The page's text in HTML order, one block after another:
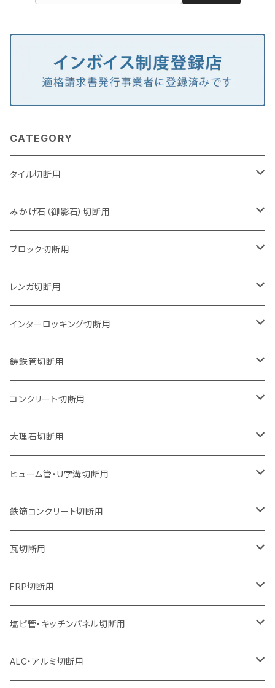
CATEGORY
タイル切断用
105mm（4インチ）
125mm（5インチ）
グラインダー取付用
石井超硬電動切断機 取付用
みかげ石（御影石）切断用
105mm（4インチ）
セグメントタイプ
セグメントタイプ（ビス穴付き
125mm（5インチ）
セグメントタイプ
セグメントタイプ（ビス穴付き
150mm（6インチ）
セグメントタイプ
180mm（7インチ）
セグメントタイプ
205mm（8インチ）
セグメントタイプ
230mm（9インチ）
セグメントタイプ
305mm（12インチ）
セグメント
セグメント（特殊凸凹加工チップ）
355mm（14インチ）
セグメント
セグメント（特殊凸凹加工チップ）
405mm（16インチ）
セグメントタイプ
ブロック切断用
105mm（4インチ）
セグメントタイプ
ウェーブタイプ
125mm（5インチ）
セグメントタイプ
ウェーブタイプ
150mm（6インチ）
セグメントタイプ
ウェーブタイプ
180mm（7インチ）
セグメントタイプ
ウェーブタイプ
205mm（8インチ）
セグメントタイプ
ウェーブタイプ
230mm（9インチ）
セグメントタイプ
ウェーブタイプ
255mm（10インチ）
セグメントタイプ
305mm（12インチ）
セグメント
セグメント（特殊凸凹加工チップ）
355mm（14インチ）
セグメント
セグメント（特殊凸凹加工チップ）
レンガ切断用
105mm（4インチ）
セグメントタイプ
ウェーブタイプ
125mm（5インチ）
セグメントタイプ
ウェーブタイプ
150mm（6インチ）
セグメントタイプ
ウェーブタイプ
180mm（7インチ）
セグメントタイプ
ウェーブタイプ
205mm（8インチ）
セグメントタイプ
ウェーブタイプ
230mm（9インチ）
セグメントタイプ
ウェーブタイプ
255mm（10インチ）
セグメントタイプ
305mm（12インチ）
セグメント
セグメント（特殊凸凹加工チップ）
355mm（14インチ）
セグメント
インターロッキング切断用
105mm（4インチ）
セグメントタイプ
セグメントタイプ（ビス穴付き
125mm（5インチ）
セグメントタイプ
セグメントタイプ（ビス穴付き
150mm（6インチ）
セグメントタイプ
180mm（7インチ）
セグメントタイプ
205mm（8インチ）
セグメントタイプ
230mm（9インチ）
セグメントタイプ
255mm（10インチ）
セグメントタイプ（一般道路カッター用
305mm（12インチ）
セグメントタイプ
355mm（14インチ）
鋳鉄管切断用
105mm（4インチ）
セグメントタイプ
セグメントタイプ（ビス穴付き
125mm（5インチ）
セグメントタイプ
セグメントタイプ（ビス穴付き
150mm（6インチ）
セグメントタイプ
180mm（7インチ）
セグメントタイプ
205mm（8インチ）
セグメントタイプ
230mm（9インチ）
セグメントタイプ
305mm（12インチ）
セグメントタイプ
355mm（14インチ）
コンクリート切断用
105mm（4インチ）
セグメントタイプ
ウェーブタイプ
125mm（5インチ）
セグメントタイプ
ウェーブタイプ
150mm（6インチ）
セグメントタイプ
ウェーブタイプ
180mm（7インチ）
セグメントタイプ
ウェーブタイプ
205mm（8インチ）
セグメントタイプ
ウェーブタイプ
230mm（9インチ）
セグメントタイプ
255mm（10インチ）
大理石切断用
125mm（5インチ）
ヒューム管・U字溝切断用
105mm（4インチ）
セグメントタイプ
125mm（5インチ）
セグメントタイプ
150mm（6インチ）
セグメントタイプ
180mm（7インチ）
セグメントタイプ
205mm（8インチ）
鉄筋コンクリート切断用
305mm（12インチ）
セグメントタイプ
355mm（14インチ）
セグメントタイプ
405mm（16インチ）
セグメントタイプ
瓦切断用
105mm（4インチ）
FRP切断用
125ｍｍ（5インチ）
塩ビ管・キッチンパネル切断用
125ｍｍ（5インチ）
ALC・アルミ切断用